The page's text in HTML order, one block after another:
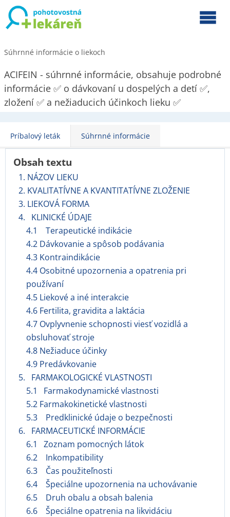
Súhrnné informácie o liekoch
ACIFEIN - súhrnné informácie, obsahuje podrobné
informácie ✅ o dávkovaní u dospelých a detí ✅,
zložení ✅ a nežiaducich účinkoch lieku ✅
Príbalový leták Súhrnné informácie
Obsah textu
1. NÁZOV LIEKU
2. KVALITATÍVNE A KVANTITATÍVNE ZLOŽENIE
3. LIEKOVÁ FORMA
4. KLINICKÉ ÚDAJE
4.1 Terapeutické indikácie
4.2 Dávkovanie a spôsob podávania
4.3 Kontraindikácie
4.4 Osobitné upozornenia a opatrenia pri
používaní
4.5 Liekové a iné interakcie
4.6 Fertilita, gravidita a laktácia
4.7 Ovplyvnenie schopnosti viesť vozidlá a
obsluhovať stroje
4.8 Nežiaduce účinky
4.9 Predávkovanie
5. FARMAKOLOGICKÉ VLASTNOSTI
5.1 Farmakodynamické vlastnosti
5.2 Farmakokinetické vlastnosti
5.3 Predklinické údaje o bezpečnosti
6. FARMACEUTICKÉ INFORMÁCIE
6.1 Zoznam pomocných látok
6.2 Inkompatibility
6.3 Čas použiteľnosti
6.4 Špeciálne upozornenia na uchovávanie
6.5 Druh obalu a obsah balenia
6.6 Špeciálne opatrenia na likvidáciu